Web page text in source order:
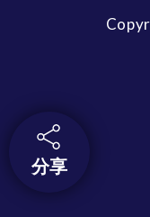
分享